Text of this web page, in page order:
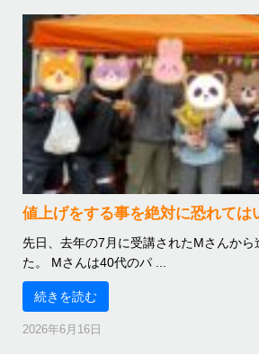
値上げをする事を絶対に恐れては
先日、去年の7月に受講されたMさんから
た。 Mさんは40代のパ ...
続きを読む
2026年6月16日